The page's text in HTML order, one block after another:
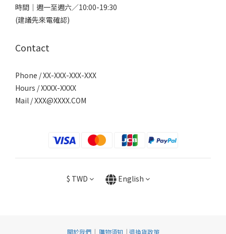
時間｜週一至週六／10:00-19:30
(建議先來電確認)
Contact
Phone / XX-XXX-XXX-XXX
Hours / XXXX-XXXX
Mail /XXX@XXXX.COM
$ TWD English
關於我們| 購物須知 | 退換貨政策